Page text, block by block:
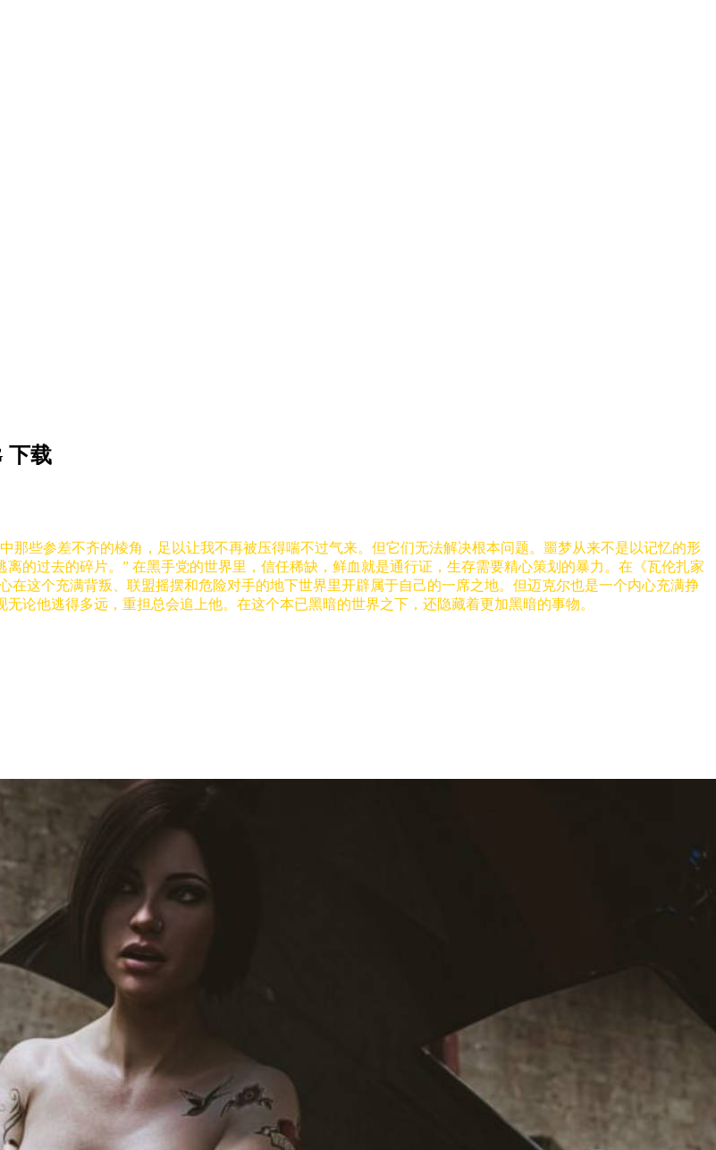
下载
那些参差不齐的棱角，足以让我不再被压得喘不过气来。但它们无法解决根本问题。噩梦从来不是以记忆的形
过去的碎片。” 在黑手党的世界里，信任稀缺，鲜血就是通行证，生存需要精心策划的暴力。在《瓦伦扎家
在这个充满背叛、联盟摇摆和危险对手的地下世界里开辟属于自己的一席之地。但迈克尔也是一个内心充满挣
他逃得多远，重担总会追上他。在这个本已黑暗的世界之下，还隐藏着更加黑暗的事物。